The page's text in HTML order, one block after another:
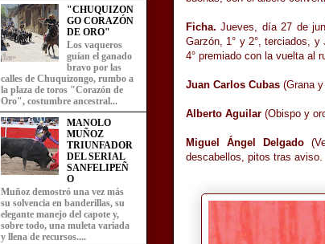
Ficha. Jueves, día 27 de
Garzón, 1° y 2°, terciados, y
4° premiado con la vuelta al
Juan Carlos Cubas (Grana
Alberto Aguilar (Obispo y
Miguel Ángel Delgado
descabellos, pitos tras aviso.
"CHUQUIZON
GO CORAZÓN
DE ORO"
Los vaqueros
guían el ganado
bravo por las
calles de Chuquizongo, rumbo a
la plaza de toros "Corazón de
Oro", costumbre ancestral...
MANOLO
MUÑOZ
TRIUNFADOR
DEL SERIAL
SANFELIPEÑ
O
Muñoz demostró una vez más
su solvencia en banderillas, su
elegante manejo del capote y,
sobre todo, una muleta variada
y llena de recursos....